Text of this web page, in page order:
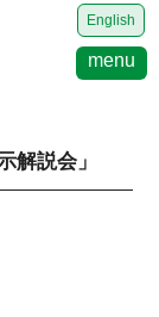
English
menu
解説会」